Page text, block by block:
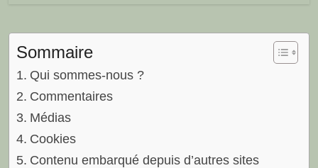
Sommaire
Qui sommes-nous ?
Commentaires
Médias
Cookies
Contenu embarqué depuis d’autres sites